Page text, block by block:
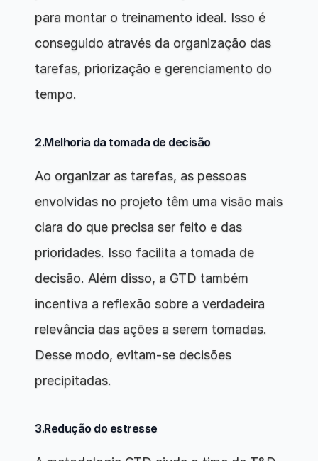
para montar o treinamento ideal. Isso é
conseguido através da organização das
tarefas, priorização e gerenciamento do
tempo.
2.Melhoria da tomada de decisão
Ao organizar as tarefas, as pessoas
envolvidas no projeto têm uma visão mais
clara do que precisa ser feito e das
prioridades. Isso facilita a tomada de
decisão. Além disso, a GTD também
incentiva a reflexão sobre a verdadeira
relevância das ações a serem tomadas.
Desse modo, evitam-se decisões
precipitadas.
3.Redução do estresse